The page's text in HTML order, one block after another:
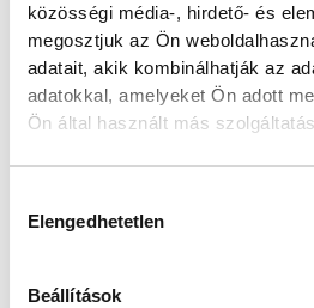
közösségi média-, hirdető- és
megosztjuk az Ön
adatait, akik kombinálhatják az
adatokkal, amelyeket Ön adott
Ön által használt más
Elengedhetetlen
Beállítások
Leimeter Csaba
vehir.hu